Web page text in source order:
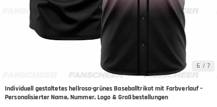
6 / 7
Individuell gestaltetes hellrosa-grünes Baseballtrikot mit Farbverlauf –
Personalisierter Name, Nummer, Logo & Großbestellungen